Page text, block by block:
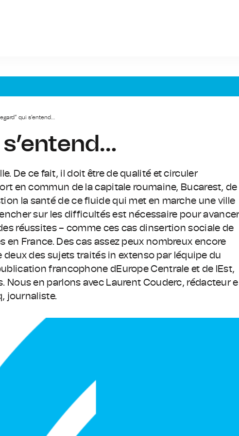
qui s’entend…
s’entend…
De ce fait, il doit être de qualité et circuler
en commun de la capitale roumaine, Bucarest, de
la santé de ce fluide qui met en marche une ville
sur les difficultés est nécessaire pour
réussites – comme ces cas dinsertion sociale de
en France. Des cas assez peux nombreux encore
des sujets traités in extenso par léquipe du
francophone dEurope Centrale et de lEst,
Nous en parlons avec Laurent Couderc, rédacteur
journaliste.